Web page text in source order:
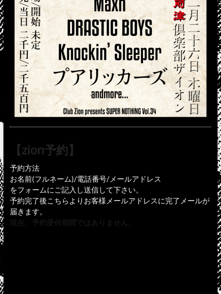
【zion予約】
予約方法
お名前(フルネーム)/電話番号/メールアドレス
をフォームにご記入し送信して下さい。
予約完了後こちらよりお客様メールアドレスに完了メールが
届きます。
現在、予約受付期間ではありません。